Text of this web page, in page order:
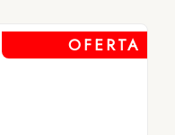
OFERTA